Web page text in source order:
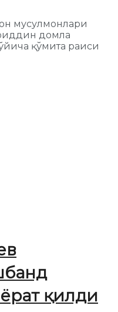
мусулмонлари
домла
қўмита раиси
қилди